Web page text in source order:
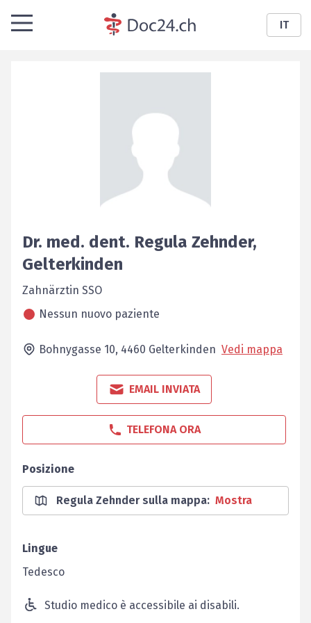
IT
Dr. med. dent. Regula Zehnder,
Gelterkinden
Zahnärztin SSO
Nessun nuovo paziente
Bohnygasse 10, 4460 Gelterkinden Vedi mappa
EMAIL INVIATA
TELEFONA ORA
Posizione
Regula Zehnder sulla mappa: Mostra
Lingue
Tedesco
Studio medico è accessibile ai disabili.